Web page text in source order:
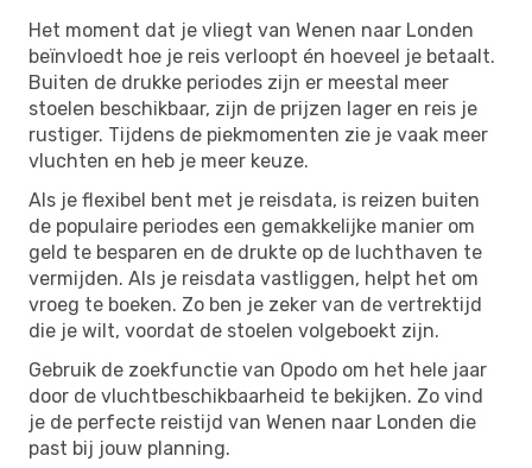
Het moment dat je vliegt van Wenen naar Londen
beïnvloedt hoe je reis verloopt én hoeveel je betaalt.
Buiten de drukke periodes zijn er meestal meer
stoelen beschikbaar, zijn de prijzen lager en reis je
rustiger. Tijdens de piekmomenten zie je vaak meer
vluchten en heb je meer keuze.
Als je flexibel bent met je reisdata, is reizen buiten
de populaire periodes een gemakkelijke manier om
geld te besparen en de drukte op de luchthaven te
vermijden. Als je reisdata vastliggen, helpt het om
vroeg te boeken. Zo ben je zeker van de vertrektijd
die je wilt, voordat de stoelen volgeboekt zijn.
Gebruik de zoekfunctie van Opodo om het hele jaar
door de vluchtbeschikbaarheid te bekijken. Zo vind
je de perfecte reistijd van Wenen naar Londen die
past bij jouw planning.